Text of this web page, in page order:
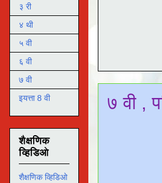
७ वी ,
३ री
४ थी
५ वी
६ वी
७ वी
इयत्ता 8 वी
शैक्षणिक
व्हिडिओ
शैक्षणिक व्हिडिओ